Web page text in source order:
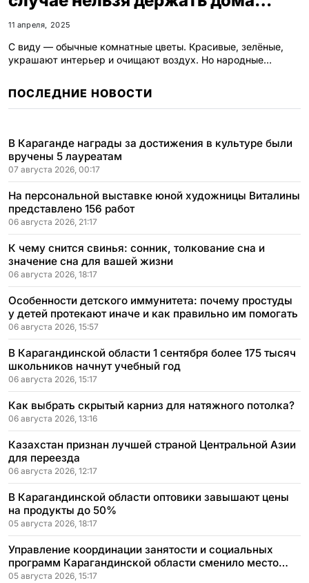
незамужним девушкам
11 апреля, 2025
С виду — обычные комнатные цветы. Красивые, зелёные,
украшают интерьер и очищают воздух. Но народные…
ПОСЛЕДНИЕ НОВОСТИ
В Караганде награды за достижения в культуре были
вручены 5 лауреатам
07 августа 2026, 00:17
На персональной выставке юной художницы Виталины
представлено 156 работ
06 августа 2026, 21:17
К чему снится свинья: сонник, толкование сна и
значение сна для вашей жизни
06 августа 2026, 18:17
Особенности детского иммунитета: почему простуды
у детей протекают иначе и как правильно им помогать
06 августа 2026, 15:57
В Карагандинской области 1 сентября более 175 тысяч
школьников начнут учебный год
06 августа 2026, 15:17
Как выбрать скрытый карниз для натяжного потолка?
06 августа 2026, 13:16
Казахстан признан лучшей страной Центральной Азии
для переезда
06 августа 2026, 12:17
В Карагандинской области оптовики завышают цены
на продукты до 50%
05 августа 2026, 18:17
Управление координации занятости и социальных
программ Карагандинской области сменило место
расположения
05 августа 2026, 15:17